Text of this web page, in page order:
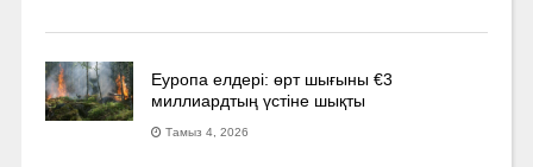
Еуропа елдері: өрт шығыны €3
миллиардтың үстіне шықты
Тамыз 4, 2026